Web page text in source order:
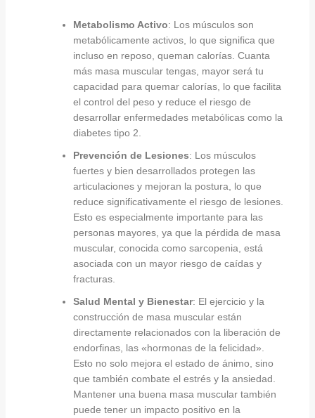
Metabolismo Activo: Los músculos son
metabólicamente activos, lo que significa que
incluso en reposo, queman calorías. Cuanta
más masa muscular tengas, mayor será tu
capacidad para quemar calorías, lo que facilita
el control del peso y reduce el riesgo de
desarrollar enfermedades metabólicas como la
diabetes tipo 2.
Prevención de Lesiones: Los músculos
fuertes y bien desarrollados protegen las
articulaciones y mejoran la postura, lo que
reduce significativamente el riesgo de lesiones.
Esto es especialmente importante para las
personas mayores, ya que la pérdida de masa
muscular, conocida como sarcopenia, está
asociada con un mayor riesgo de caídas y
fracturas.
Salud Mental y Bienestar: El ejercicio y la
construcción de masa muscular están
directamente relacionados con la liberación de
endorfinas, las «hormonas de la felicidad».
Esto no solo mejora el estado de ánimo, sino
que también combate el estrés y la ansiedad.
Mantener una buena masa muscular también
puede tener un impacto positivo en la